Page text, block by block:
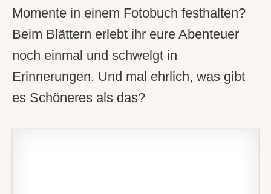
Momente in einem Fotobuch festhalten?
Beim Blättern erlebt ihr eure Abenteuer
noch einmal und schwelgt in
Erinnerungen. Und mal ehrlich, was gibt
es Schöneres als das?